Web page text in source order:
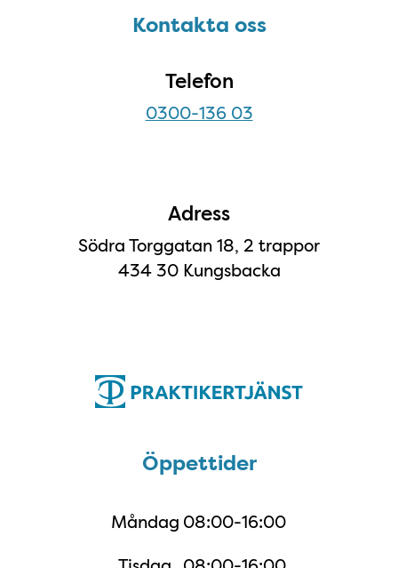
Kontakta ossKontakta oss
Telefon
0300-136 03
Adress
Södra Torggatan 18, 2 trappor
434 30 Kungsbacka
Öppettider
Måndag 08:00-16:00